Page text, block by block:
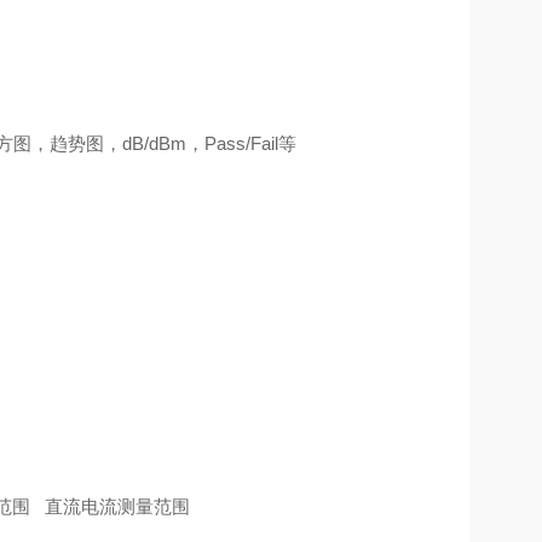
图，趋势图， dB/dBm ， Pass/Fail等
围 直流电流测量范围